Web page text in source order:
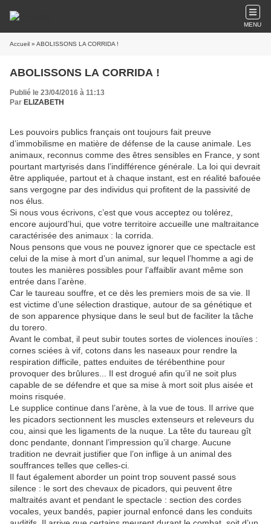
MENU
Accueil » ABOLISSONS LA CORRIDA !
ABOLISSONS LA CORRIDA !
Publié le 23/04/2016 à 11:13
Par ELIZABETH
Les pouvoirs publics français ont toujours fait preuve
d’immobilisme en matière de défense de la cause animale. Les
animaux, reconnus comme des êtres sensibles en France, y sont
pourtant martyrisés dans l’indifférence générale. La loi qui devrait
être appliquée, partout et à chaque instant, est en réalité bafouée
sans vergogne par des individus qui profitent de la passivité de
nos élus.
Si nous vous écrivons, c’est que vous acceptez ou tolérez,
encore aujourd’hui, que votre territoire accueille une maltraitance
caractérisée des animaux : la corrida.
Nous pensons que vous ne pouvez ignorer que ce spectacle est
celui de la mise à mort d’un animal, sur lequel l’homme a agi de
toutes les manières possibles pour l’affaiblir avant même son
entrée dans l’arène.
Car le taureau souffre, et ce dès les premiers mois de sa vie. Il
est victime d’une sélection drastique, autour de sa génétique et
de son apparence physique dans le seul but de faciliter la tâche
du torero.
Avant le combat, il peut subir toutes sortes de violences inouïes :
cornes sciées à vif, cotons dans les naseaux pour rendre la
respiration difficile, pattes enduites de térébenthine pour
provoquer des brûlures... Il est drogué afin qu’il ne soit plus
capable de se défendre et que sa mise à mort soit plus aisée et
moins risquée.
Le supplice continue dans l’arène, à la vue de tous. Il arrive que
les picadors sectionnent les muscles extenseurs et releveurs du
cou, ainsi que les ligaments de la nuque. La tête du taureau gît
donc pendante, donnant l’impression qu’il charge. Aucune
tradition ne devrait justifier que l’on inflige à un animal des
souffrances telles que celles-ci.
Il faut également aborder un point trop souvent passé sous
silence : le sort des chevaux de picadors, qui peuvent être
maltraités avant et pendant le spectacle : section des cordes
vocales, yeux bandés, papier journal enfoncé dans les conduits